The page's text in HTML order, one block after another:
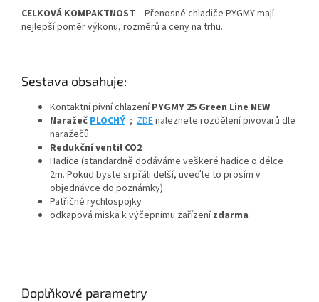
CELKOVÁ KOMPAKTNOST – Přenosné chladiče PYGMY mají
nejlepší poměr výkonu, rozměrů a ceny na trhu.
Sestava obsahuje:
Kontaktní pivní chlazeníPYGMY 25 Green Line NEW
NaražečPLOCHÝ ; ZDEnaleznete rozdělení pivovarů dle
naražečů
Redukční ventil CO2
Hadice (standardně dodáváme veškeré hadice o délce
2m. Pokud byste si přáli delší, uveďte to prosím v
objednávce do poznámky)
Patřičné rychlospojky
odkapová miska k výčepnímu zařízenízdarma
Doplňkové parametry